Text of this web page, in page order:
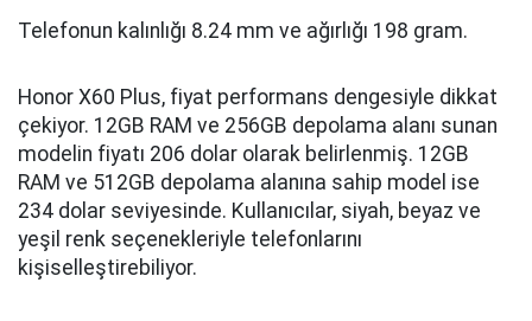
Telefonun kalınlığı 8.24 mm ve ağırlığı 198 gram.
Honor X60 Plus, fiyat performans dengesiyle dikkat
çekiyor. 12GB RAM ve 256GB depolama alanı sunan
modelin fiyatı 206 dolar olarak belirlenmiş. 12GB
RAM ve 512GB depolama alanına sahip model ise
234 dolar seviyesinde. Kullanıcılar, siyah, beyaz ve
yeşil renk seçenekleriyle telefonlarını
kişiselleştirebiliyor.